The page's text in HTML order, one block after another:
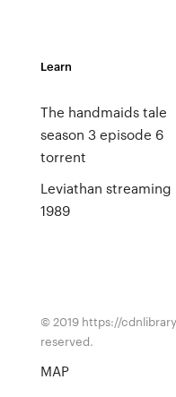
Learn
The handmaids tale
season 3 episode 6
torrent
Leviathan streaming
1989
© 2019 https://
reserved.
MAP